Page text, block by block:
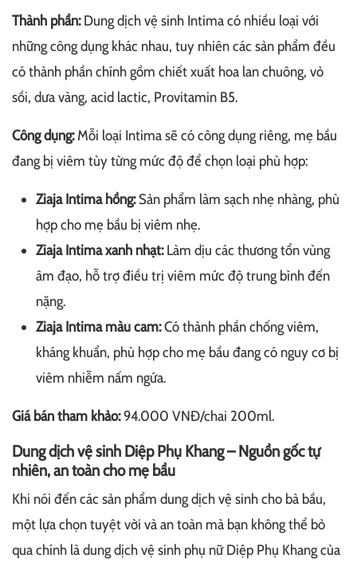
Thành phần:Dung dịch vệ sinh Intima có nhiều loại với
những công dụng khác nhau, tuy nhiên các sản phẩm đều
có thành phần chính gồm chiết xuất hoa lan chuông, vỏ
sồi, dưa vàng, acid lactic, Provitamin B5.
Công dụng:Mỗi loại Intima sẽ có công dụng riêng, mẹ bầu
đang bị viêm tùy từng mức độ để chọn loại phù hợp:
Ziaja Intima hồng:Sản phẩm làm sạch nhẹ nhàng, phù
hợp cho mẹ bầu bị viêm nhẹ.
Ziaja Intima xanh nhạt:Làm dịu các thương tổn vùng
âm đạo, hỗ trợ điều trị viêm mức độ trung bình đến
nặng.
Ziaja Intima màu cam:Có thành phần chống viêm,
kháng khuẩn, phù hợp cho mẹ bầu đang có nguy cơ bị
viêm nhiễm nấm ngứa.
Giá bán tham khảo:94.000 VNĐ/chai 200ml.
Dung dịch vệ sinh Diệp Phụ Khang – Nguồn gốc tự
nhiên, an toàn cho mẹ bầu
Khi nói đến các sản phẩm dung dịch vệ sinh cho bà bầu,
một lựa chọn tuyệt vời và an toàn mà bạn không thể bỏ
qua chính là dung dịch vệ sinh phụ nữ Diệp Phụ Khang của